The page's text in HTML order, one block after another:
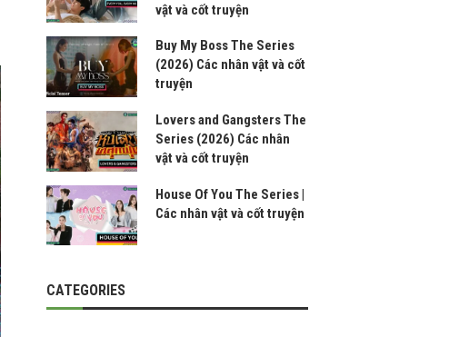
vật và cốt truyện
Buy My Boss The Series
(2026) Các nhân vật và cốt
truyện
Lovers and Gangsters The
Series (2026) Các nhân
vật và cốt truyện
House Of You The Series |
Các nhân vật và cốt truyện
CATEGORIES